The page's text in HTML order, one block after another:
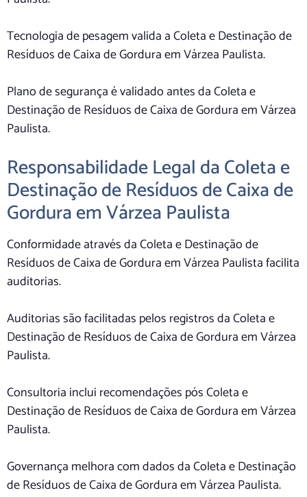
Tecnologia de pesagem valida a Coleta e Destinação de
Resíduos de Caixa de Gordura em Várzea Paulista.
Plano de segurança é validado antes da Coleta e
Destinação de Resíduos de Caixa de Gordura em Várzea
Paulista.
Responsabilidade Legal da Coleta e
Destinação de Resíduos de Caixa de
Gordura em Várzea Paulista
Conformidade através da Coleta e Destinação de
Resíduos de Caixa de Gordura em Várzea Paulista facilita
auditorias.
Auditorias são facilitadas pelos registros da Coleta e
Destinação de Resíduos de Caixa de Gordura em Várzea
Paulista.
Consultoria inclui recomendações pós Coleta e
Destinação de Resíduos de Caixa de Gordura em Várzea
Paulista.
Governança melhora com dados da Coleta e Destinação
de Resíduos de Caixa de Gordura em Várzea Paulista.